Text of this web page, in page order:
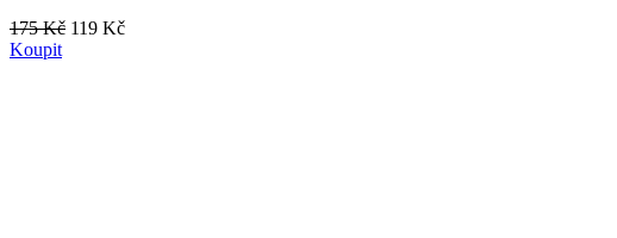
175 Kč 119 Kč
Koupit